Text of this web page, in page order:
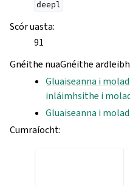
deepl
Scór uasta:
91
Gnéithe nuaGnéithe
Gluaiseanna i
inláimhsithe i
Gluaiseanna i
Cumraíocht: